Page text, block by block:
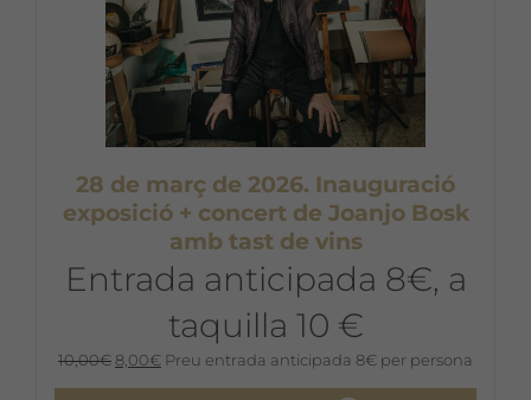
28 de març de 2026. Inauguració
exposició + concert de Joanjo Bosk
amb tast de vins
Entrada anticipada 8€, a
taquilla 10 €
10,00€ El
8,00€ El
Preu entrada anticipada 8€ per persona